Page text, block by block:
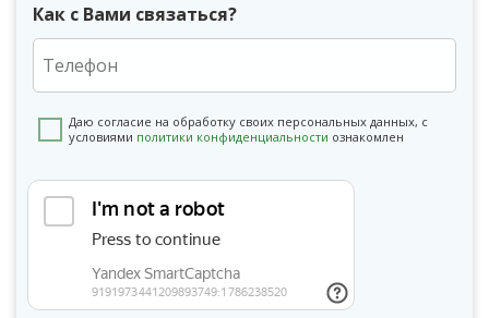
Как с Вами связаться?
Даю согласие на обработку своих персональных данных, с
условиями политики конфиденциальности ознакомлен